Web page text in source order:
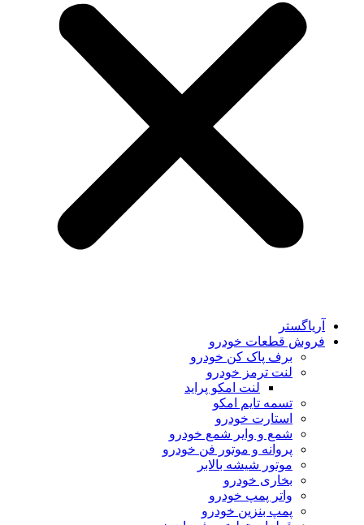
آریاگستر
فروش قطعات خودرو
برف پاک کن خودرو
لنت ترمز خودرو
لنت امکو پراید
تسمه تایم امکو
استارت خودرو
شمع و وایر شمع خودرو
پروانه و موتور فن خودرو
موتور شیشه بالابر
بخاری خودرو
واتر پمپ خودرو
پمپ بنزین خودرو